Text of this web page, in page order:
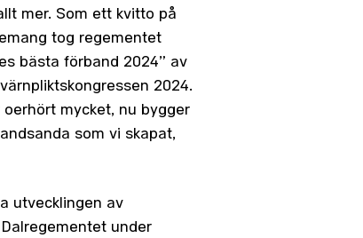
mer. Som ett kvitto på
tog regementet
bästa förband 2024” av
2024.
mycket, nu bygger
som vi skapat,
utvecklingen av
under